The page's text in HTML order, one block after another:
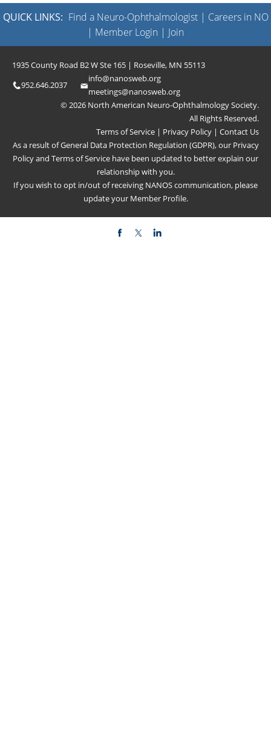
QUICK LINKS: Find a Neuro-Ophthalmologist| Careers in NO
| Member Login | Join
1935 County Road B2 W Ste 165 | Roseville, MN 55113
952.646.2037
info@nanosweb.org
meetings@nanosweb.org
© 2026 North American Neuro-Ophthalmology Society.
All Rights Reserved.
Terms of Service | Privacy Policy | Contact Us
As a result of General Data Protection Regulation (GDPR), our Privacy
Policyand Terms of Service have been updated to better explain our
relationship with you.
If you wish to opt in/out of receiving NANOS communication, please
update your Member Profile.